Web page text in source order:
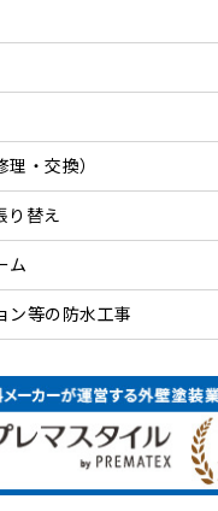
・交換）
り替え
ム
ン等の防水工事